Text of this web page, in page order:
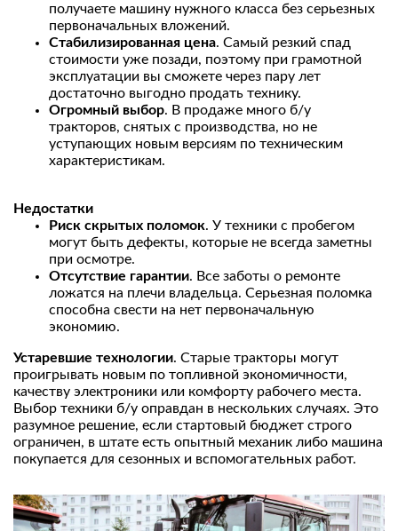
получаете машину нужного класса без серьезных
первоначальных вложений.
Стабилизированная цена. Самый резкий спад
стоимости уже позади, поэтому при грамотной
эксплуатации вы сможете через пару лет
достаточно выгодно продать технику.
Огромный выбор. В продаже много б/у
тракторов, снятых с производства, но не
уступающих новым версиям по техническим
характеристикам.
Недостатки
Риск скрытых поломок. У техники с пробегом
могут быть дефекты, которые не всегда заметны
при осмотре.
Отсутствие гарантии. Все заботы о ремонте
ложатся на плечи владельца. Серьезная поломка
способна свести на нет первоначальную
экономию.
Устаревшие технологии. Старые тракторы могут
проигрывать новым по топливной экономичности,
качеству электроники или комфорту рабочего места.
Выбор техники б/у оправдан в нескольких случаях. Это
разумное решение, если стартовый бюджет строго
ограничен, в штате есть опытный механик либо машина
покупается для сезонных и вспомогательных работ.